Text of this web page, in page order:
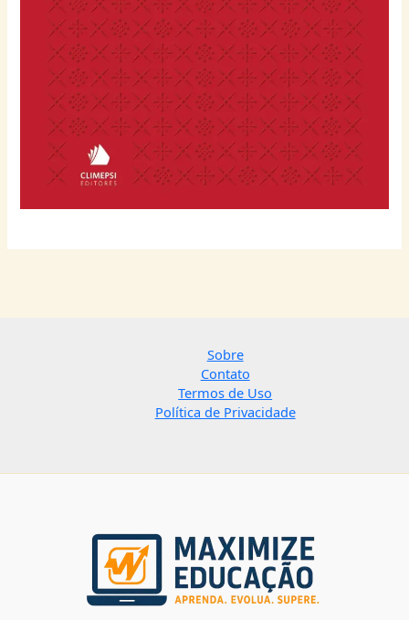
Sobre
Contato
Termos de Uso
Política de Privacidade